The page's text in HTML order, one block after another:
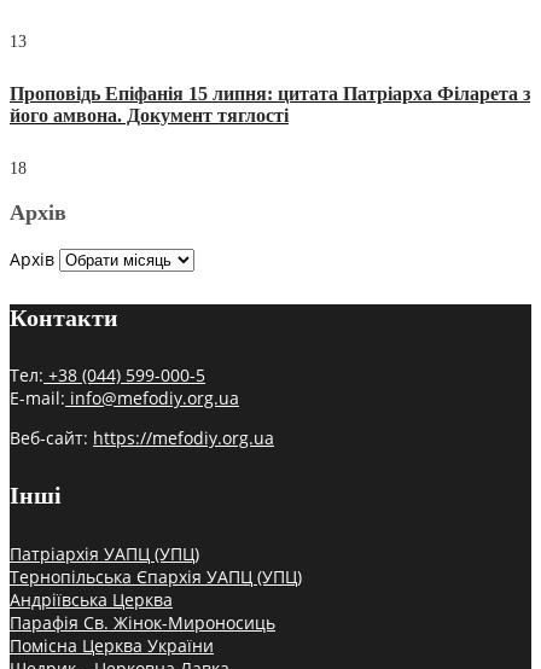
13
Проповідь Епіфанія 15 липня: цитата Патріарха Філарета з
його амвона. Документ тяглості
18
Архів
Архів
Контакти
Тел: +38 (044) 599-000-5
E-mail: info@mefodiy.org.ua
Веб-сайт: https://mefodiy.org.ua
Інші
Патріархія УАПЦ (УПЦ)
Тернопільська Єпархія УАПЦ (УПЦ)
Андріївська Церква
Парафія Св. Жінок-Мироносиць
Помісна Церква України